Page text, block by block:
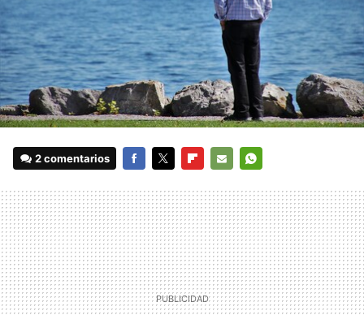
2 comentarios
MAIL